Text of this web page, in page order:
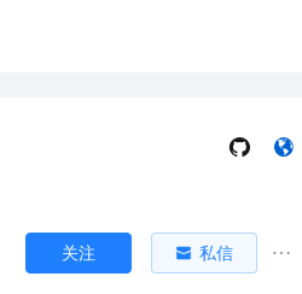
关注 私信